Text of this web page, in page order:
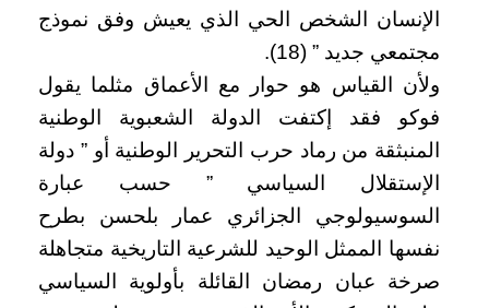
الإنسان الشخص الحي الذي يعيش وفق نموذج
مجتمعي جديد ” (18).
ولأن القياس هو حوار مع الأعماق مثلما يقول
فوكو فقد إكتفت الدولة الشعبوية الوطنية
المنبثقة من رماد حرب التحرير الوطنية أو ” دولة
الإستقلال السياسي ” حسب عبارة
السوسيولوجي الجزائري عمار بلحسن بطرح
نفسها الممثل الوحيد للشرعية التاريخية متجاهلة
صرخة عبان رمضان القائلة بأولوية السياسي